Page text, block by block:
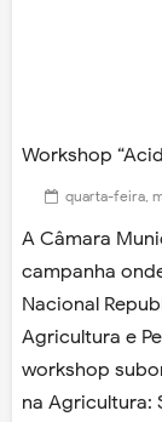
Workshop
quarta-feira,
A Câmara
campanha
Nacional
Agricultura e
workshop
na Agricultura: